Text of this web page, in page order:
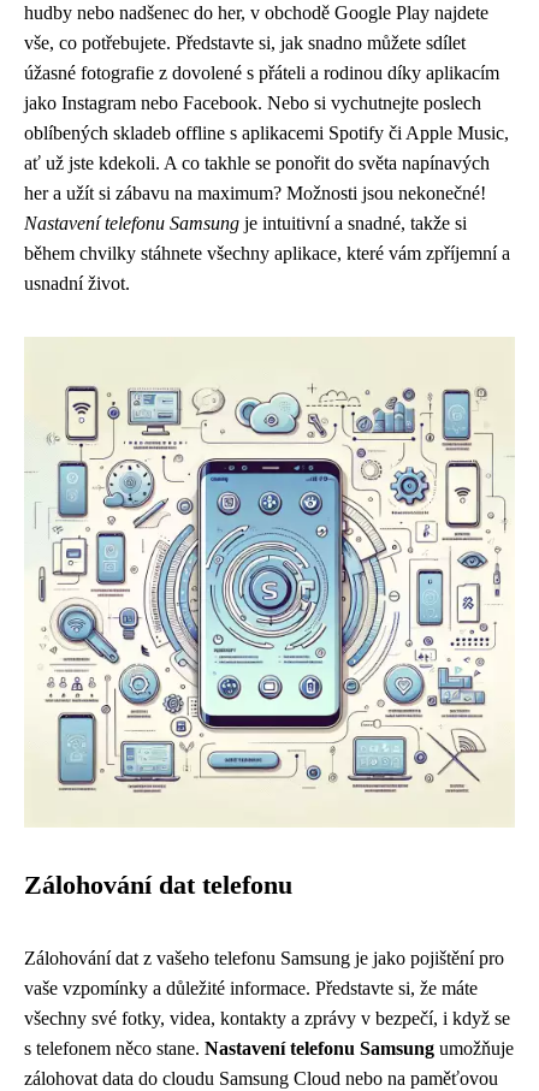
hudby nebo nadšenec do her, v obchodě Google Play najdete
vše, co potřebujete. Představte si, jak snadno můžete sdílet
úžasné fotografie z dovolené s přáteli a rodinou díky aplikacím
jako Instagram nebo Facebook. Nebo si vychutnejte poslech
oblíbených skladeb offline s aplikacemi Spotify či Apple Music,
ať už jste kdekoli. A co takhle se ponořit do světa napínavých
her a užít si zábavu na maximum? Možnosti jsou nekonečné!
Nastavení telefonu Samsung je intuitivní a snadné, takže si
během chvilky stáhnete všechny aplikace, které vám zpříjemní a
usnadní život.
Zálohování dat telefonu
Zálohování dat z vašeho telefonu Samsung je jako pojištění pro
vaše vzpomínky a důležité informace. Představte si, že máte
všechny své fotky, videa, kontakty a zprávy v bezpečí, i když se
s telefonem něco stane. Nastavení telefonu Samsung umožňuje
zálohovat data do cloudu Samsung Cloud nebo na paměťovou